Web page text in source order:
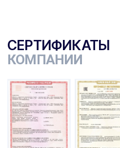
СЕРТИФИКАТЫ
КОМПАНИИ